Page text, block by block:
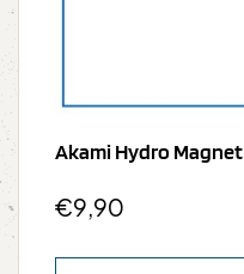
Akami Hydro Magnet
€9,90